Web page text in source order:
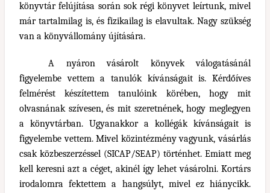
könyvtár felújítása során sok régi könyvet leírtunk, mivel
már tartalmilag is, és fizikailag is elavultak. Nagy szükség
van a könyvállomány újítására.
A nyáron vásárolt könyvek válogatásánál
figyelembe vettem a tanulók kívánságait is. Kérdőíves
felmérést készítettem tanulóink körében, hogy mit
olvasnának szívesen, és mit szeretnének, hogy meglegyen
a könyvtárban. Ugyanakkor a kollégák kívánságait is
figyelembe vettem. Mivel közintézmény vagyunk, vásárlás
csak közbeszerzéssel (SICAP/SEAP) történhet. Emiatt meg
kell keresni azt a céget, akinél így lehet vásárolni. Kortárs
irodalomra fektettem a hangsúlyt, mivel ez hiánycikk.